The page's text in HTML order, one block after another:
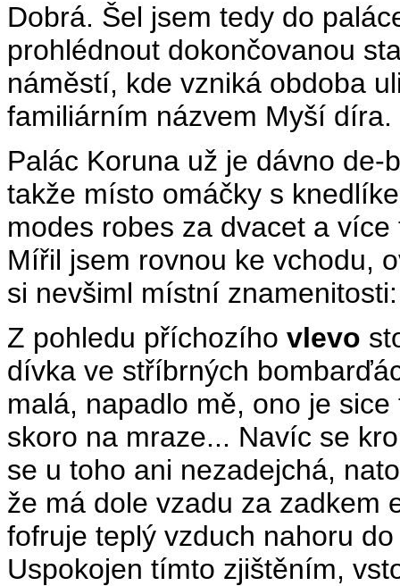
Dobrá. Šel jsem tedy do
prohlédnout dokončovanou
náměstí, kde vzniká obdoba
familiárním názvem Myší díra.
Palác Koruna už je dávno
takže místo omáčky s
modes robes za dvacet a
Mířil jsem rovnou ke vchodu,
si nevšiml místní znamenitosti:
Z pohledu příchozího vlevo
dívka ve stříbrných
malá, napadlo mě, ono je
skoro na mraze... Navíc se
se u toho ani nezadejchá,
že má dole vzadu za zadkem
fofruje teplý vzduch nahoru
Uspokojen tímto zjištěním,